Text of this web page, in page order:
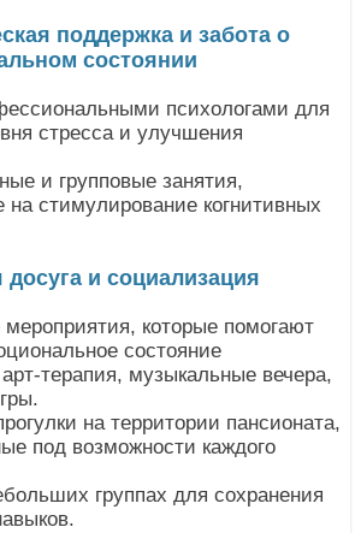
поддержка и забота о
состоянии
психологами для
стресса и улучшения
и групповые занятия,
на стимулирование когнитивных
досуга и социализация
которые помогают
состояние
терапия, музыкальные вечера,
на территории пансионата,
под возможности каждого
группах для сохранения